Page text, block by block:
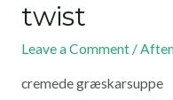
twist
Leave a Comment /
cremede græskarsuppe